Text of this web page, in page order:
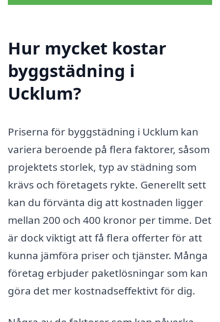
Hur mycket kostar
byggstädning i
Ucklum?
Priserna för byggstädning i Ucklum kan
variera beroende på flera faktorer, såsom
projektets storlek, typ av städning som
krävs och företagets rykte. Generellt sett
kan du förvänta dig att kostnaden ligger
mellan 200 och 400 kronor per timme. Det
är dock viktigt att få flera offerter för att
kunna jämföra priser och tjänster. Många
företag erbjuder paketlösningar som kan
göra det mer kostnadseffektivt för dig.